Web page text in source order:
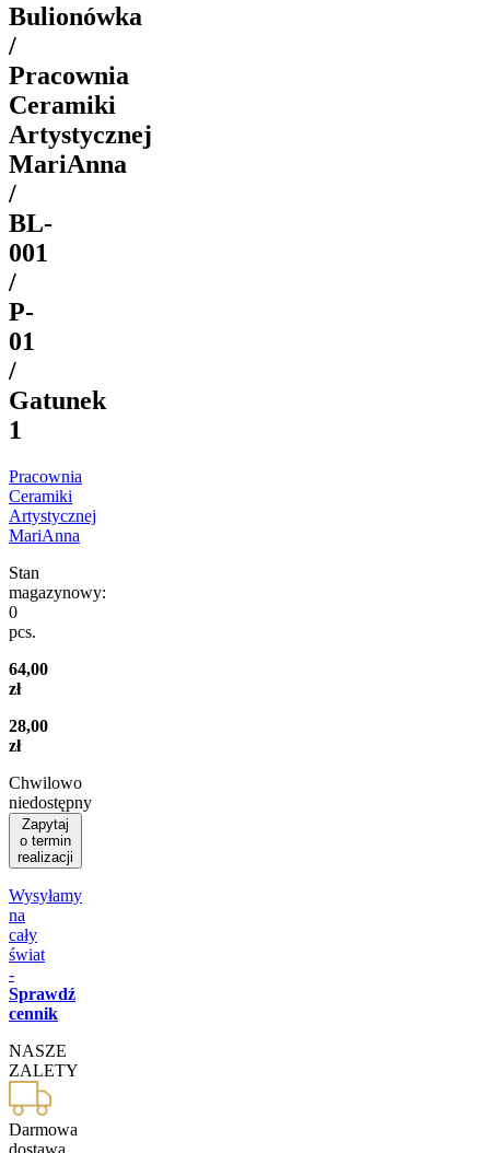
Bulionówka
/
Pracownia
Ceramiki
Artystycznej
MariAnna
/
BL-
001
/
P-
01
/
Gatunek
1
Pracownia
Ceramiki
Artystycznej
MariAnna
Stan
magazynowy:
0
pcs.
64,00
zł
28,00
zł
Chwilowo
niedostępny
Zapytaj
o termin
realizacji
Wysyłamy
na
cały
świat
-
Sprawdź
cennik
NASZE
ZALETY
Darmowa
dostawa